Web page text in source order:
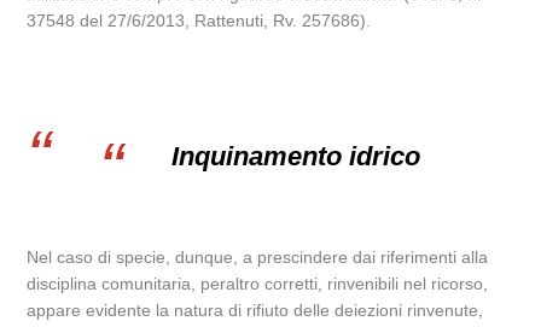
37548 del 27/6/2013, Rattenuti, Rv. 257686).
Inquinamento idrico
Nel caso di specie, dunque, a prescindere dai riferimenti alla
disciplina comunitaria, peraltro corretti, rinvenibili nel ricorso,
appare evidente la natura di rifiuto delle deiezioni rinvenute,